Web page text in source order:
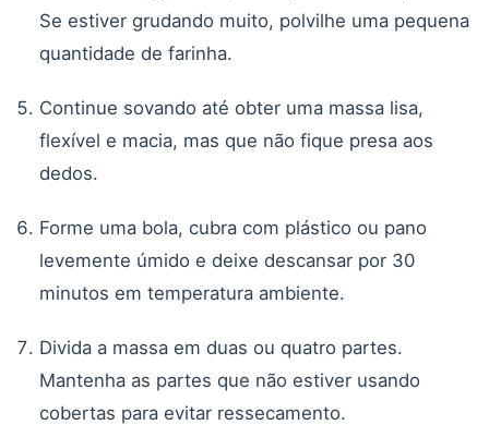
Se estiver grudando muito, polvilhe uma pequena
quantidade de farinha.
Continue sovando até obter uma massa lisa,
flexível e macia, mas que não fique presa aos
dedos.
Forme uma bola, cubra com plástico ou pano
levemente úmido e deixe descansar por 30
minutos em temperatura ambiente.
Divida a massa em duas ou quatro partes.
Mantenha as partes que não estiver usando
cobertas para evitar ressecamento.